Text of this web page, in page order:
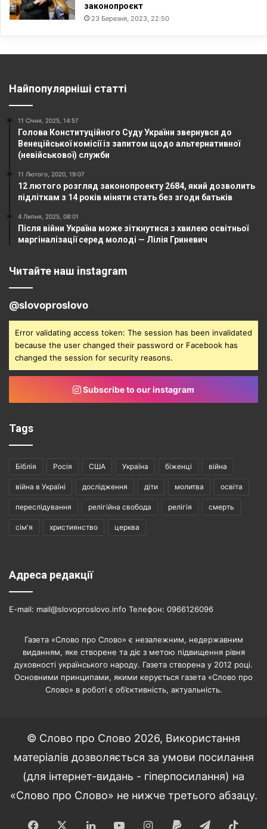
законопроєкт
23 Березня, 2023, 22:50
Найпопулярніші статті
11 Січня, 2025, 14:57
Голова Конституційного Суду України звернувся до
Венеційської комісії із запитом щодо альтернативної
(невійськової) служби
11 Лютого, 2020, 19:07
12 лютого розгляд законопроекту 2684, який дозволить
підліткам з 14 років міняти стать без згоди батьків
4 Липня, 2025, 08:01
Після війни Україна може зіткнутися з хвилею освітньої
маргіналізації серед молоді — Лілія Гриневич
Читайте наш instagram
@slovoproslovo
Error validating access token: The session has been invalidated
because the user changed their password or Facebook has
changed the session for security reasons.
Subscribe to our instagram
Tags
Біблія Росія США Україна біженці війна
війна в Україні дослідження діти молитва освіта
переслідування релігійна свобода релігія смерть
сім'я християнство церква
Адреса редакції
E-mail: mail@slovoproslovo.info Телефон: 0966126096
Газета «Слово про Слово» є незалежним, недержавним
виданням, яке створене та діє з метою підвищення рівня
духовності українського народу. Газета створена у 2012 році.
Основними принципами, якими керується газета «Слово про
Слово» в роботі є об’єктивність, актуальність.
© Слово про Слово 2026, Використання
матеріалів дозволяється за умови посилання
(для інтернет-видань - гіперпосилання) на
«Слово про Слово» не нижче третього абзацу.
Facebook LinkedInYouTubeInstagram
Paypal Telegram